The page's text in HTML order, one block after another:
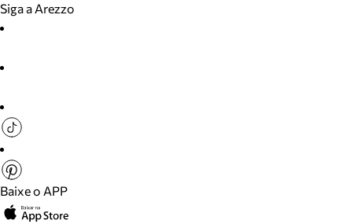
Siga a Arezzo
Baixe o APP